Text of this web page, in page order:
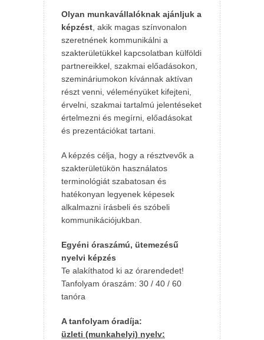
Olyan munkavállalóknak ajánljuk a
képzést, akik magas színvonalon
szeretnének kommunikálni a
szakterületükkel kapcsolatban külföldi
partnereikkel, szakmai előadásokon,
szemináriumokon kívánnak aktívan
részt venni, véleményüket kifejteni,
érvelni, szakmai tartalmú jelentéseket
értelmezni és megírni, előadásokat
és prezentációkat tartani.
A képzés célja, hogy a résztvevők a
szakterületükön használatos
terminológiát szabatosan és
hatékonyan legyenek képesek
alkalmazni írásbeli és szóbeli
kommunikációjukban.
Egyéni óraszámú, ütemezésű
nyelvi képzés
Te alakíthatod ki az órarendedet!
Tanfolyam óraszám: 30 / 40 / 60
tanóra
A tanfolyam óradíja:
üzleti (munkahelyi) nyelv: